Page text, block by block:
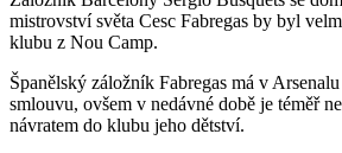
mistrovství světa Cesc Fabregas by byl
klubu z Nou Camp.
Španělský záložník Fabregas má v
smlouvu, ovšem v nedávné době je téměř
návratem do klubu jeho dětství.